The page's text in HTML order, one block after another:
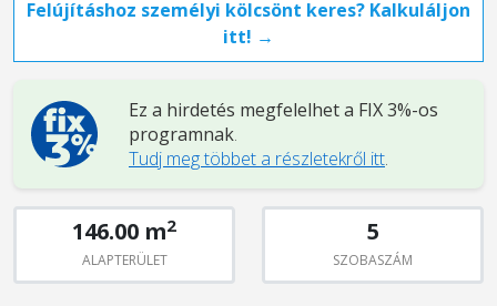
Felújításhoz személyi kölcsönt keres? Kalkuláljon
itt! →
Ez a hirdetés megfelelhet a FIX 3%-os
programnak.
Tudj meg többet a részletekről itt.
146.00 m2
ALAPTERÜLET
5
SZOBASZÁM